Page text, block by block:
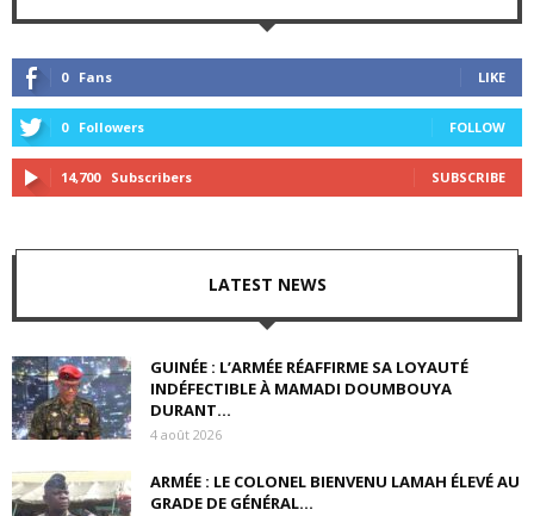
0 Fans LIKE
0 Followers FOLLOW
14,700 Subscribers SUBSCRIBE
LATEST NEWS
GUINÉE : L’ARMÉE RÉAFFIRME SA LOYAUTÉ
INDÉFECTIBLE À MAMADI DOUMBOUYA
DURANT...
4 août 2026
ARMÉE : LE COLONEL BIENVENU LAMAH ÉLEVÉ AU
GRADE DE GÉNÉRAL...